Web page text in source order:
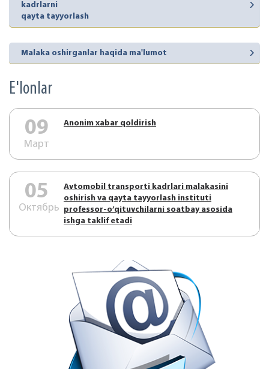
kadrlarni
qayta tayyorlash
Malaka oshirganlar haqida ma'lumot
E'lonlar
09
Март
Аnonim xabar qoldirish
05
Октябрь
Аvtоmоbil trаnspоrti kаdrlаri mаlаkаsini
оshirish vа qаytа tаyyorlаsh instituti
prоfеssоr-o’qituvchilаrni sоаtbаy аsоsidа
ishgа tаklif etаdi